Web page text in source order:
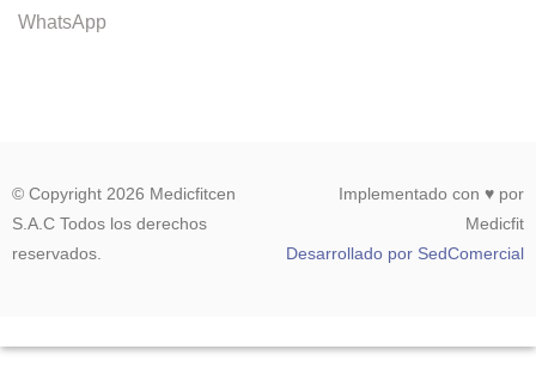
WhatsApp
© Copyright 2026 Medicfitcen
S.A.C Todos los derechos
reservados.
Implementado con ♥ por
Medicfit
Desarrollado por SedComercial